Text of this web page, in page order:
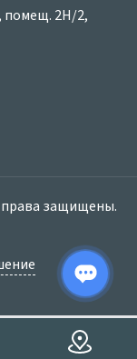
помещ. 2Н/2,
права защищены.